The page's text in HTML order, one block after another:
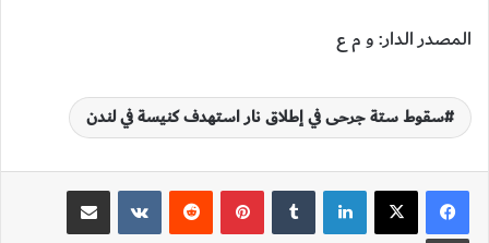
المصدر الدار: و م ع
سقوط ستة جرحى في إطلاق نار استهدف كنيسة في لندن
لينكدإن بينتيريست